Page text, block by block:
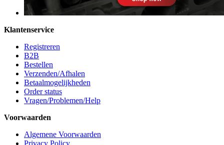
Klantenservice
Registreren
B2B
Bestellen
Verzenden/Afhalen
Betaalmogelijkheden
Order status
Vragen/Problemen/Help
Voorwaarden
Algemene Voorwaarden
Privacy Policy